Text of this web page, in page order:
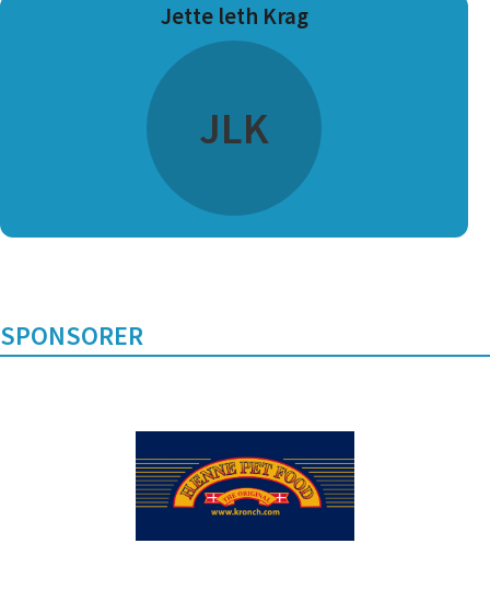
Jette leth Krag
JLK
SPONSORER